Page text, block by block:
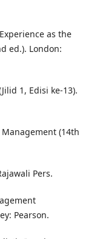
as the
ed.). London:
1, Edisi ke-13).
Management (14th
Pers.
Pearson.